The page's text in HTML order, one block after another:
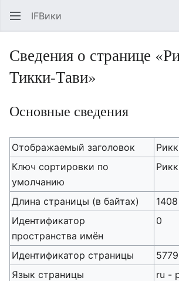
IFВики
Сведения о странице
Тикки-Тави»
Основные сведения
Отображаемый заголовок
Ключ сортировки по
умолчанию
Длина страницы (в байтах)
1408
Идентификатор
пространства имён
0
Идентификатор страницы
5779
Язык страницы
ru -